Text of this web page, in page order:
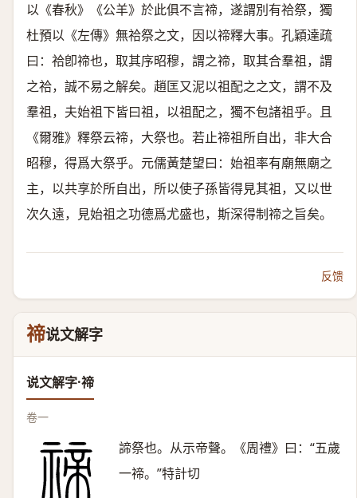
以《春秋》《公羊》於此俱不言禘，遂謂別有祫祭，獨
杜預以《左傳》無祫祭之文，因以禘釋大事。孔穎達疏
曰：祫卽禘也，取其序昭穆，謂之禘，取其合羣祖，謂
之祫，誠不易之解矣。趙匡又泥以祖配之之文，謂不及
羣祖，夫始祖下皆曰祖，以祖配之，獨不包諸祖乎。且
《爾雅》釋祭云禘，大祭也。若止禘祖所自出，非大合
昭穆，得爲大祭乎。元儒黃楚望曰：始祖率有廟無廟之
主，以共享於所自出，所以使子孫皆得見其祖，又以世
次久遠，見始祖之功德爲尤盛也，斯深得制禘之旨矣。
反馈
禘说文解字
说文解字·禘
卷一
諦祭也。从示帝聲。《周禮》曰：“五歲
一禘。”特計切